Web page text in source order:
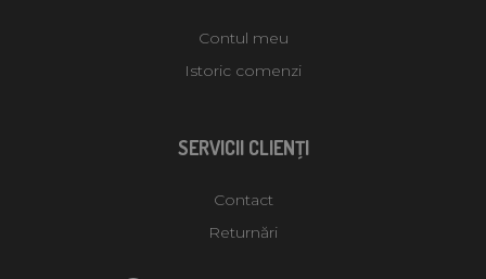
Contul meu
Istoric comenzi
SERVICII CLIENŢI
Contact
Returnări